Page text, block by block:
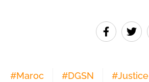
#Maroc #DGSN #Justice